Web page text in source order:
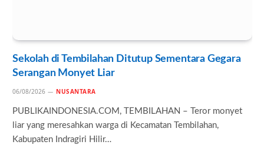
Sekolah di Tembilahan Ditutup Sementara Gegara
Serangan Monyet Liar
06/08/2026 NUSANTARA
PUBLIKAINDONESIA.COM, TEMBILAHAN – Teror monyet
liar yang meresahkan warga di Kecamatan Tembilahan,
Kabupaten Indragiri Hilir…